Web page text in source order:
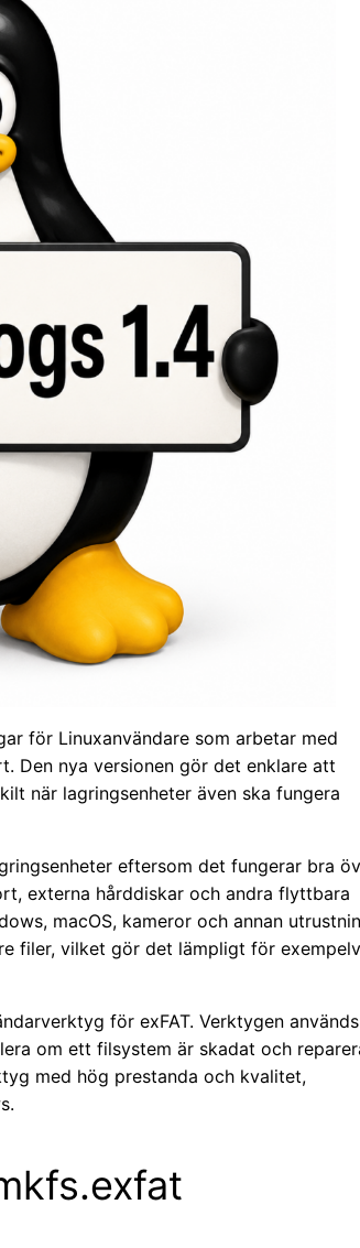
för Linuxanvändare som arbetar med
Den nya versionen gör det enklare att
när lagringsenheter även ska fungera
eftersom det fungerar bra
externa hårddiskar och andra flyttbara
macOS, kameror och annan
filer, vilket gör det lämpligt för
för exFAT. Verktygen används
om ett filsystem är skadat och
med hög prestanda och kvalitet,